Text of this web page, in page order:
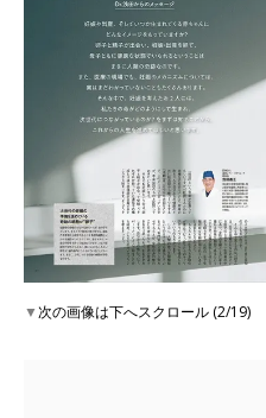
▼次の画像は下へスクロール (2/19)